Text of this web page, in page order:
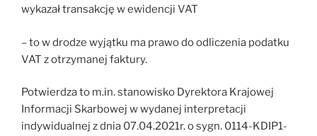
wykazał transakcję w ewidencji VAT
– to w drodze wyjątku ma prawo do odliczenia podatku
VAT z otrzymanej faktury.
Potwierdza to m.in. stanowisko Dyrektora Krajowej
Informacji Skarbowej w wydanej interpretacji
indywidualnej z dnia 07.04.2021r. o sygn. 0114-KDIP1-